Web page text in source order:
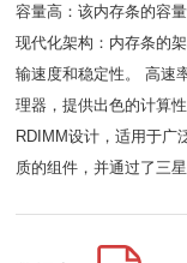
容量高：该内存条的容
现代化架构：内存条的
输速度和稳定性。 高速
理器，提供出色的计算
RDIMM设计，适用于广
质的组件，并通过了三